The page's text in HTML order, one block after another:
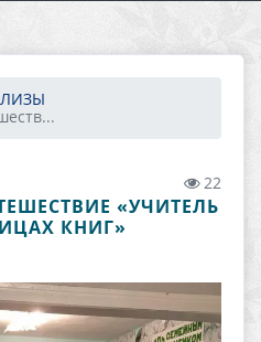
22
«УЧИТЕЛЬ
КНИГ»